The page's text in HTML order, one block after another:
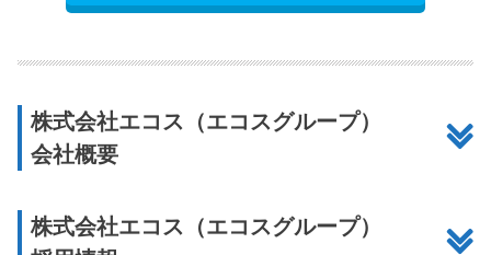
株式会社エコス（エコスグループ）
会社概要
株式会社エコス（エコスグループ）